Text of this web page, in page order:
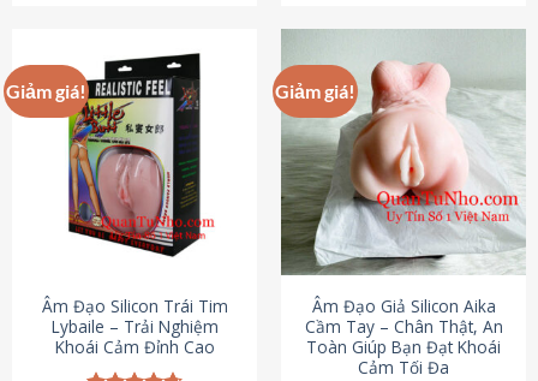
Giảm giá!
Âm Đạo Silicon Trái Tim
Lybaile – Trải Nghiệm
Khoái Cảm Đỉnh Cao
Giảm giá!
Âm Đạo Giả Silicon Aika
Cầm Tay – Chân Thật, An
Toàn Giúp Bạn Đạt Khoái
Cảm Tối Đa